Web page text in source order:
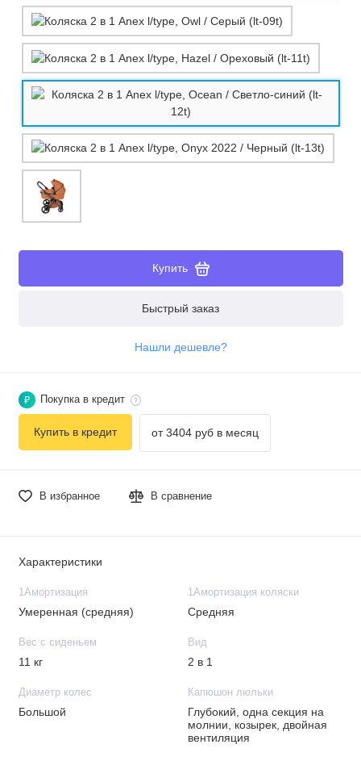
Купить
Быстрый заказ
Нашли дешевле?
В избранное В сравнение
₽ Покупка в кредит
Купить в кредит от 3404 руб в месяц
Характеристики
1Амортизация
Умеренная (средняя)
1Амортизация коляски
Средняя
Вес с сиденьем
11 кг
Вид
2 в 1
Диаметр колес
Большой
Капюшон люльки
Глубокий, одна секция на
молнии, козырек, двойная
вентиляция